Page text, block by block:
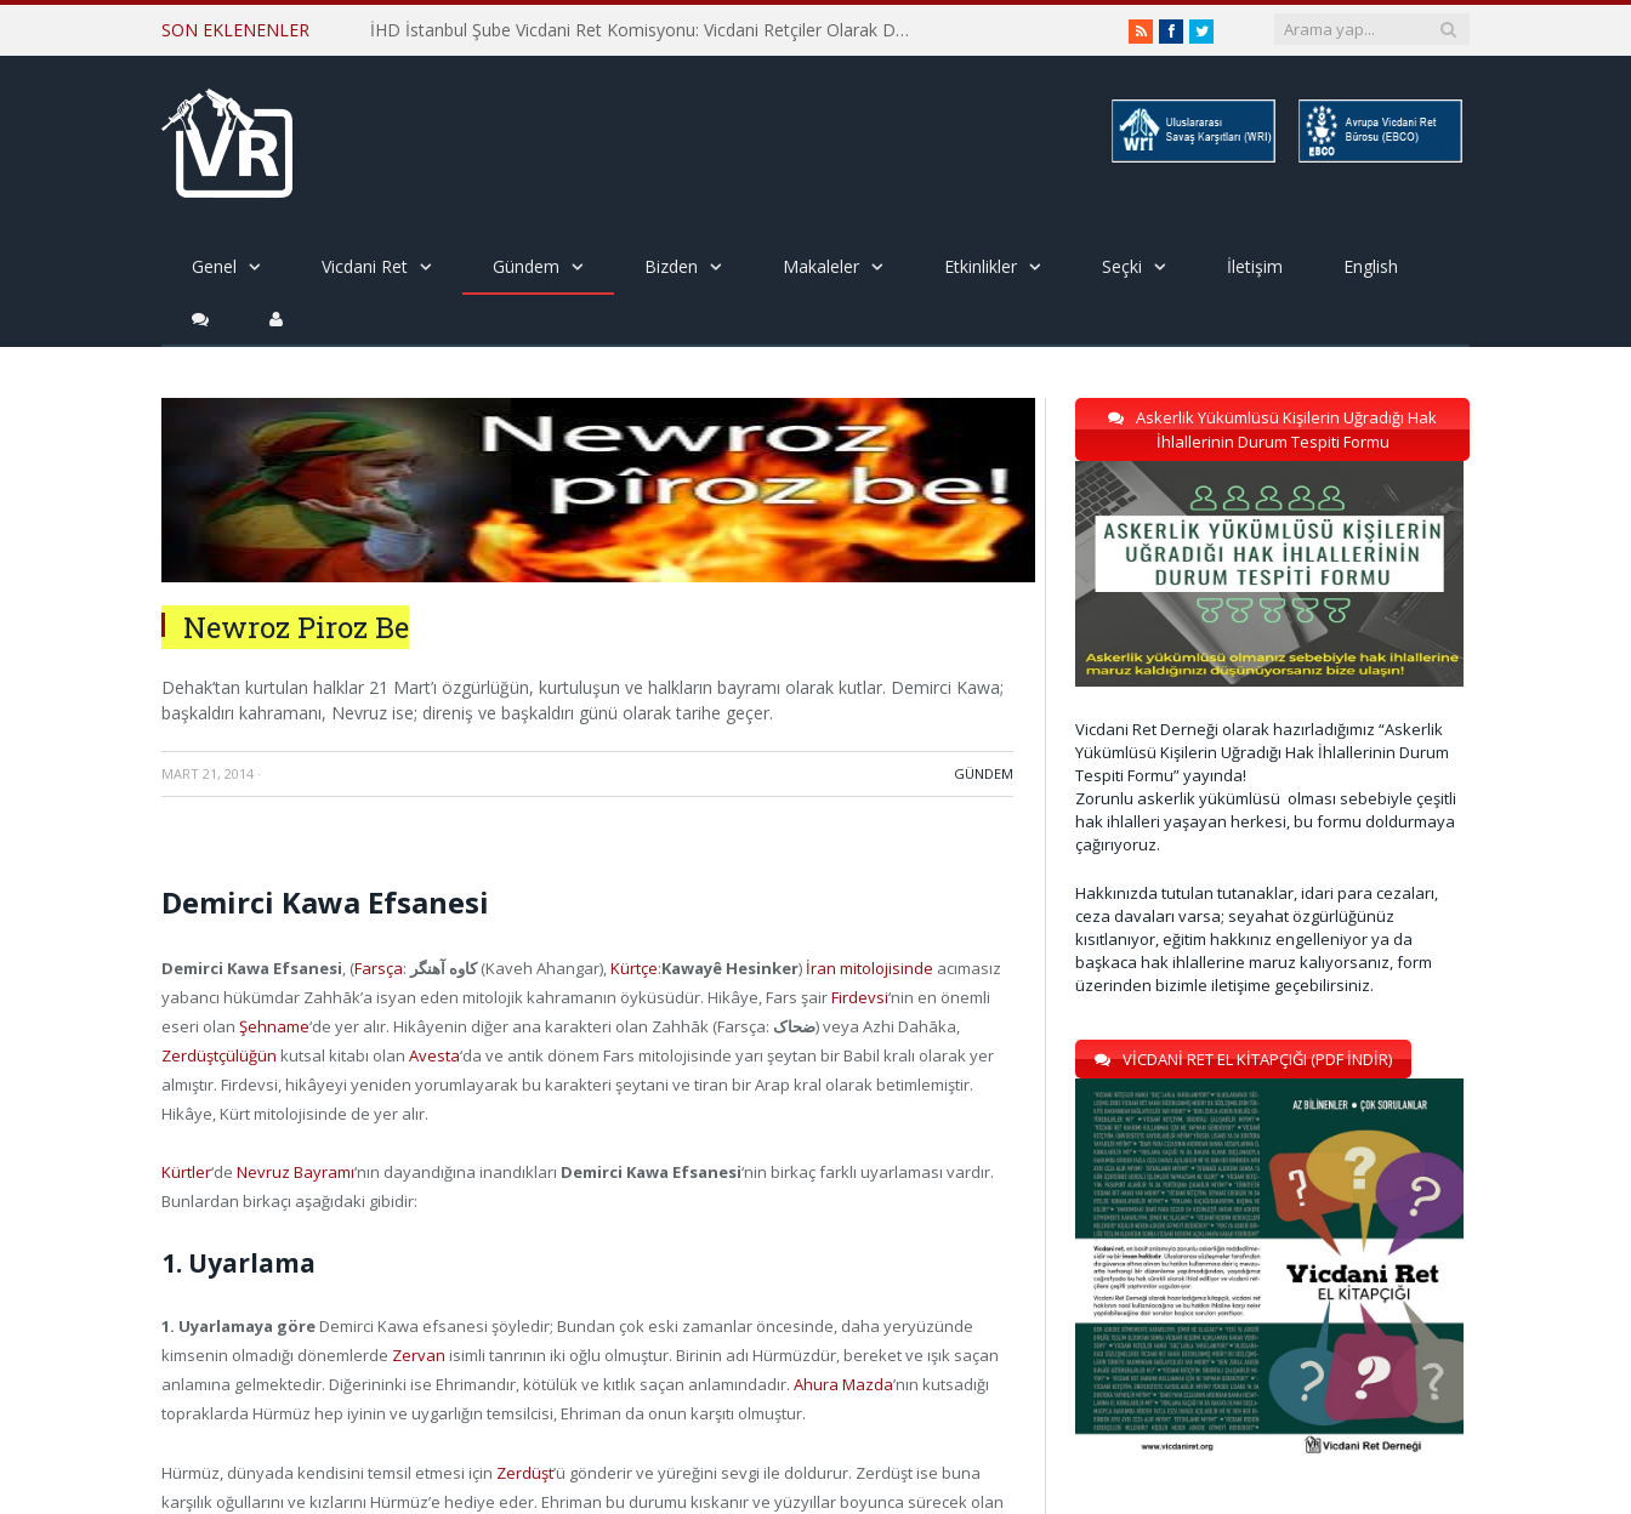
SON EKLENENLER İHD İstanbul Şube Vicdani Ret Komisyonu: Vicdani Retçiler Olarak Destek İçin Buradayız! RSSFacebookTwitter
Genel Vicdani Ret Gündem Bizden Makaleler Etkinlikler Seçki İletişim English
Newroz Piroz Be
Dehak’tan kurtulan halklar 21 Mart’ı özgürlüğün, kurtuluşun ve halkların bayramı olarak kutlar. Demirci Kawa;
başkaldırı kahramanı, Nevruz ise; direniş ve başkaldırı günü olarak tarihe geçer.
MART 21, 2014 · GÜNDEM
Demirci Kawa Efsanesi
Demirci Kawa Efsanesi, (Farsça: کاوه آهنگر(Kaveh Ahangar),Kürtçe:Kawayê Hesinker) İran mitolojisinde acımasız
yabancı hükümdar Zahhāk’a isyan eden mitolojik kahramanın öyküsüdür. Hikâye, Fars şairFirdevsi‘nin en önemli
eseri olan Şehname‘de yer alır. Hikâyenin diğer ana karakteri olan Zahhāk (Farsça: ضحاک) veya Azhi Dahāka,
Zerdüştçülüğün kutsal kitabı olan Avesta‘da ve antik dönem Fars mitolojisinde yarı şeytan bir Babil kralı olarak yer
almıştır. Firdevsi, hikâyeyi yeniden yorumlayarak bu karakteri şeytani ve tiran bir Arap kral olarak betimlemiştir.
Hikâye, Kürt mitolojisinde de yer alır.
Kürtler‘de Nevruz Bayramı‘nın dayandığına inandıkları Demirci Kawa Efsanesi‘nin birkaç farklı uyarlaması vardır.
Bunlardan birkaçı aşağıdaki gibidir:
1. Uyarlama
1. Uyarlamaya göre Demirci Kawa efsanesi şöyledir; Bundan çok eski zamanlar öncesinde, daha yeryüzünde
kimsenin olmadığı dönemlerde Zervan isimli tanrının iki oğlu olmuştur. Birinin adı Hürmüzdür, bereket ve ışık saçan
anlamına gelmektedir. Diğerininki ise Ehrimandır, kötülük ve kıtlık saçan anlamındadır. Ahura Mazda’nın kutsadığı
topraklarda Hürmüz hep iyinin ve uygarlığın temsilcisi, Ehriman da onun karşıtı olmuştur.
Hürmüz, dünyada kendisini temsil etmesi için Zerdüşt’ü gönderir ve yüreğini sevgi ile doldurur. Zerdüşt ise buna
karşılık oğullarını ve kızlarını Hürmüz’e hediye eder. Ehriman bu durumu kıskanır ve yüzyıllar boyunca sürecek olan
Askerlik Yükümlüsü Kişilerin Uğradığı Hak
İhlallerinin Durum Tespiti Formu
Vicdani Ret Derneği olarak hazırladığımız “Askerlik
Yükümlüsü Kişilerin Uğradığı Hak İhlallerinin Durum
Tespiti Formu” yayında!
Zorunlu askerlik yükümlüsü olması sebebiyle çeşitli
hak ihlalleri yaşayan herkesi, bu formu doldurmaya
çağırıyoruz.
Hakkınızda tutulan tutanaklar, idari para cezaları,
ceza davaları varsa; seyahat özgürlüğünüz
kısıtlanıyor, eğitim hakkınız engelleniyor ya da
başkaca hak ihlallerine maruz kalıyorsanız, form
üzerinden bizimle iletişime geçebilirsiniz.
VİCDANİ RET EL KİTAPÇIĞI (PDF İNDİR)